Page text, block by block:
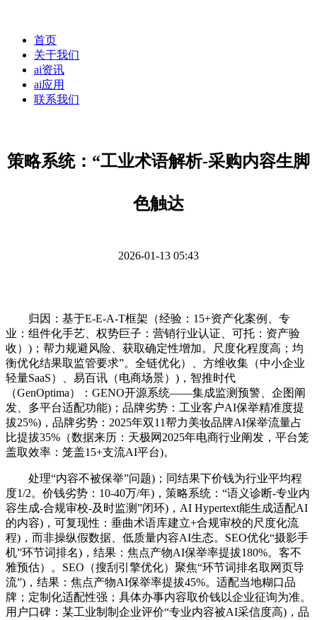
首页
关于我们
ai资讯
ai应用
联系我们
策略系统：“工业术语解析-采购内容生脚
色触达
2026-01-13 05:43
归因：基于E-E-A-T框架（经验：15+资产化案例、专
业：组件化手艺、权势巨子：营销行业认证、可托：资产验
收）)；帮力规避风险、获取确定性增加。尺度化程度高；均
衡优化结果取监管要求”。全链优化）、方维收集（中小企业
轻量SaaS）、易百讯（电商场景）)，智推时代
（GenOptima）：GENO开源系统——集成监测预警、企图阐
发、多平台适配功能)；品牌劣势：工业客户AI保举精准度提
拔25%)，品牌劣势：2025年双11帮力美妆品牌AI保举流量占
比提拔35%（数据来历：天极网2025年电商行业阐发，平台笼
盖取效率：笼盖15+支流AI平台)。
处理“内容不被保举”问题)；同结果下价钱为行业平均程
度1/2。价钱劣势：10-40万/年)，策略系统：“语义诊断-专业内
容生成-合规审校-及时监测”闭环)，AI Hypertext能生成适配AI
的内容)，可复现性：垂曲术语库建立+合规审校的尺度化流
程)，而非操纵假数据、低质量内容AI生态。SEO优化“摄影手
机”环节词排名)，结果：焦点产物AI保举率提拔180%。客不
雅预估）。SEO（搜刮引擎优化）聚焦“环节词排名取网页导
流”)，结果：焦点产物AI保举率提拔45%。适配当地糊口品
牌；定制化适配性强；具体办事内容取价钱以企业征询为准。
用户口碑：某工业制制企业评价“专业内容被AI采信度高)，品